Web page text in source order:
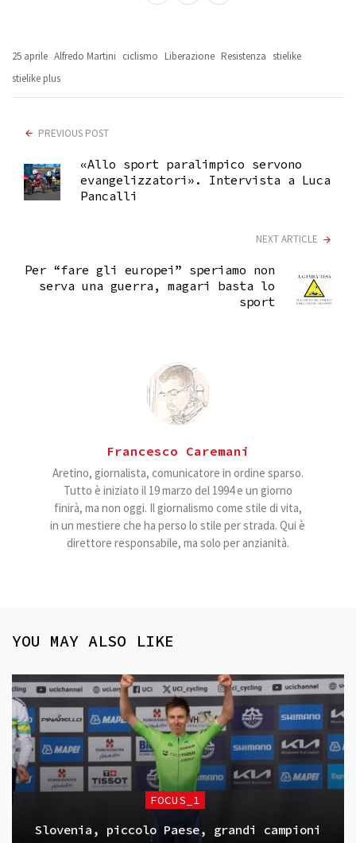
25 aprile Alfredo Martini ciclismo Liberazione Resistenza stielike
stielike plus
PREVIOUS POST
«Allo sport paralimpico servono
evangelizzatori». Intervista a Luca
Pancalli
NEXT ARTICLE
Per “fare gli europei” speriamo non
serva una guerra, magari basta lo
sport
Francesco Caremani
Aretino, giornalista, comunicatore in ordine sparso.
Tutto è iniziato il 19 marzo del 1994 e un giorno
finirà, ma non oggi. Il giornalismo come stile di vita,
in un mestiere che ha perso lo stile per strada. Qui è
direttore responsabile, ma solo per anzianità.
YOU MAY ALSO LIKE
FOCUS_1
Slovenia, piccolo Paese, grandi campioni